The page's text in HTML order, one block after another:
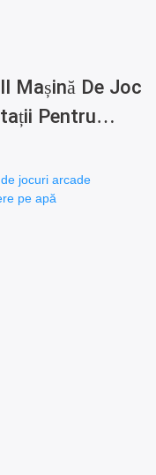
Mașină De Joc
Pentru